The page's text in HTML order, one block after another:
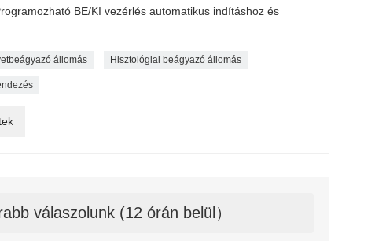
BE/KI vezérlés automatikus indításhoz és
állomás Hisztológiai beágyazó állomás
válaszolunk (12 órán belül）